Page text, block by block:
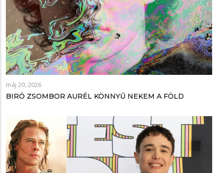
máj 20, 2026
BIRÓ ZSOMBOR AURÉL KÖNNYŰ NEKEM A FÖLD